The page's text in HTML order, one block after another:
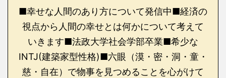
■幸せな人間のあり方について発信中■経済の
視点から人間の幸せとは何かについて考えて
いきます■法政大学社会学部卒業■希少な
INTJ(建築家型性格)■六眼（漠・密・洞・童・
慈・自在）で物事を見つめることを心がけて